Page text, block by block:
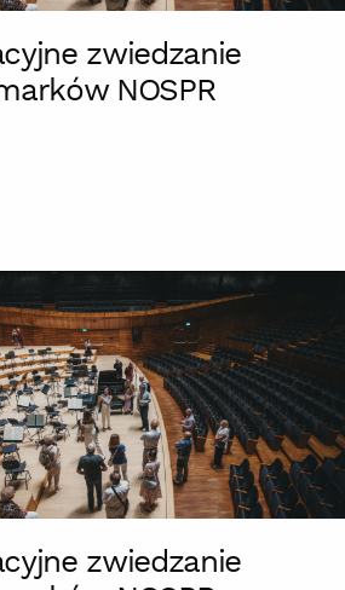
zwiedzanie
NOSPR
zwiedzanie